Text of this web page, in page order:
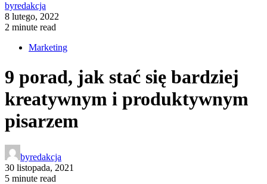
byredakcja
8 lutego, 2022
2 minute read
Marketing
9 porad, jak stać się bardziej
kreatywnym i produktywnym
pisarzem
byredakcja
30 listopada, 2021
5 minute read